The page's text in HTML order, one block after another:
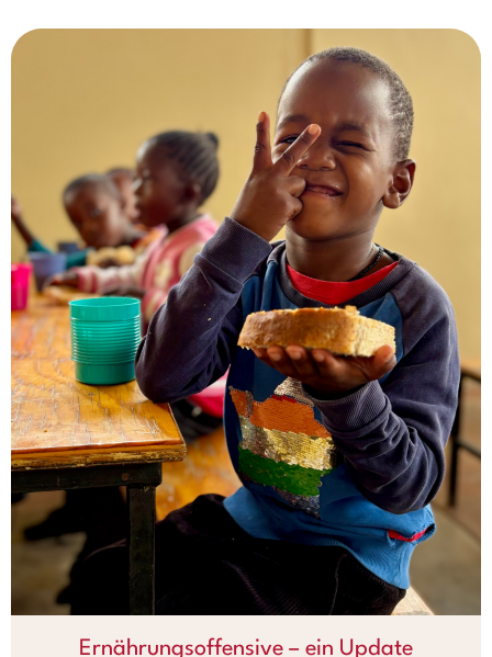
Ernährungsoffensive – ein Update